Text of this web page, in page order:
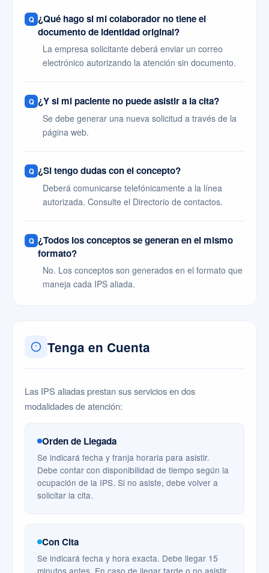
¿Qué hago si mi colaborador no tiene el
documento de identidad original?
La empresa solicitante deberá enviar un correo
electrónico autorizando la atención sin documento.
¿Y si mi paciente no puede asistir a la cita?
Se debe generar una nueva solicitud a través de la
página web.
¿Si tengo dudas con el concepto?
Deberá comunicarse telefónicamente a la línea
autorizada. Consulte el Directorio de contactos.
¿Todos los conceptos se generan en el mismo
formato?
No. Los conceptos son generados en el formato que
maneja cada IPS aliada.
Tenga en Cuenta
Las IPS aliadas prestan sus servicios en dos
modalidades de atención:
Orden de Llegada
Se indicará fecha y franja horaria para asistir.
Debe contar con disponibilidad de tiempo según la
ocupación de la IPS. Si no asiste, debe volver a
solicitar la cita.
Con Cita
Se indicará fecha y hora exacta. Debe llegar 15
minutos antes. En caso de llegar tarde o no asistir,